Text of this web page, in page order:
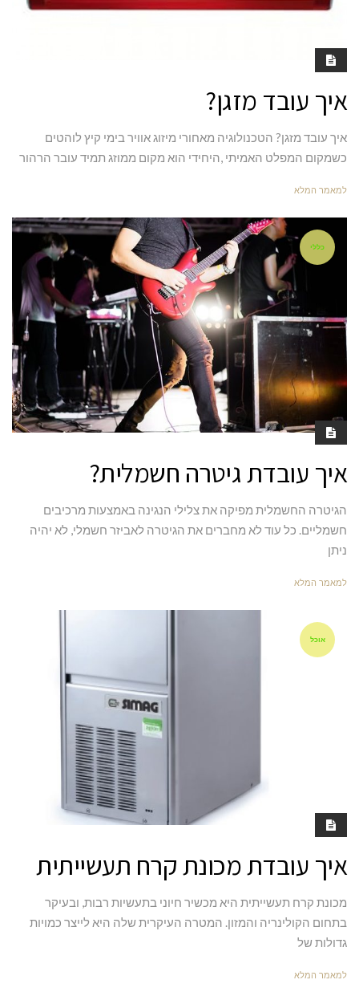
איך עובד מזגן?
איך עובד מזגן? הטכנולוגיה מאחורי מיזוג אוויר בימי קיץ לוהטים
כשמקום המפלט האמיתי ,היחידי הוא מקום ממוזג תמיד עובר הרהור
למאמר המלא
כללי
איך עובדת גיטרה חשמלית?
הגיטרה החשמלית מפיקה את צלילי הנגינה באמצעות מרכיבים
חשמליים. כל עוד לא מחברים את הגיטרה לאביזר חשמלי, לא יהיה
ניתן
למאמר המלא
אוכל
איך עובדת מכונת קרח תעשייתית
מכונת קרח תעשייתית היא מכשיר חיוני בתעשיות רבות, ובעיקר
בתחום הקולינריה והמזון. המטרה העיקרית שלה היא לייצר כמויות
גדולות של
למאמר המלא